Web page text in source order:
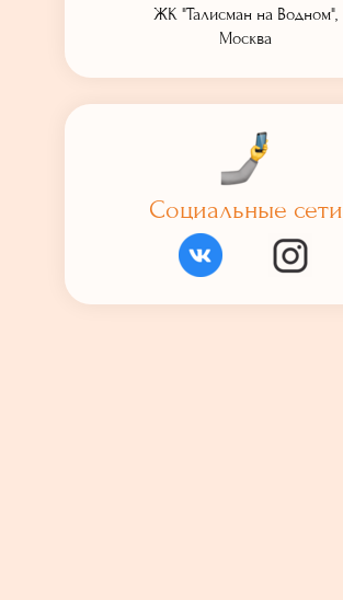
ЖК "Талисман на Водном",
Москва
Социальные сети